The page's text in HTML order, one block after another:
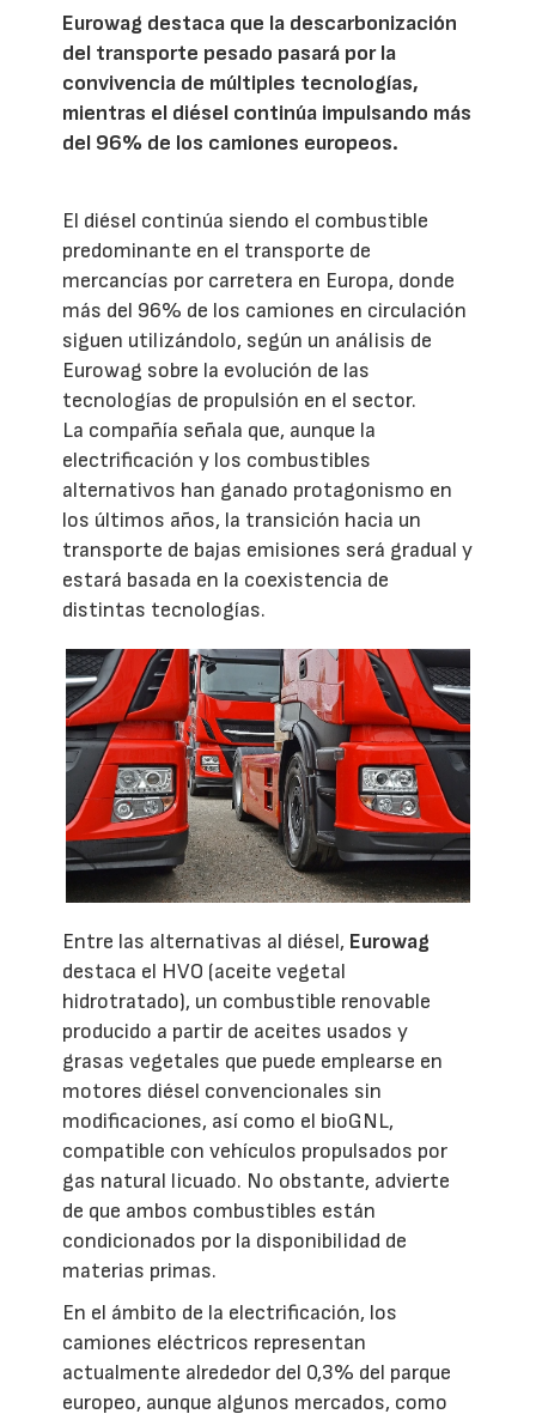
Eurowag destaca que la descarbonización
del transporte pesado pasará por la
convivencia de múltiples tecnologías,
mientras el diésel continúa impulsando más
del 96% de los camiones europeos.
El diésel continúa siendo el combustible
predominante en el transporte de
mercancías por carretera en Europa, donde
más del 96% de los camiones en circulación
siguen utilizándolo, según un análisis de
Eurowag sobre la evolución de las
tecnologías de propulsión en el sector.
La compañía señala que, aunque la
electrificación y los combustibles
alternativos han ganado protagonismo en
los últimos años, la transición hacia un
transporte de bajas emisiones será gradual y
estará basada en la coexistencia de
distintas tecnologías.
Entre las alternativas al diésel, Eurowag
destaca el HVO (aceite vegetal
hidrotratado), un combustible renovable
producido a partir de aceites usados y
grasas vegetales que puede emplearse en
motores diésel convencionales sin
modificaciones, así como el bioGNL,
compatible con vehículos propulsados por
gas natural licuado. No obstante, advierte
de que ambos combustibles están
condicionados por la disponibilidad de
materias primas.
En el ámbito de la electrificación, los
camiones eléctricos representan
actualmente alrededor del 0,3% del parque
europeo, aunque algunos mercados, como